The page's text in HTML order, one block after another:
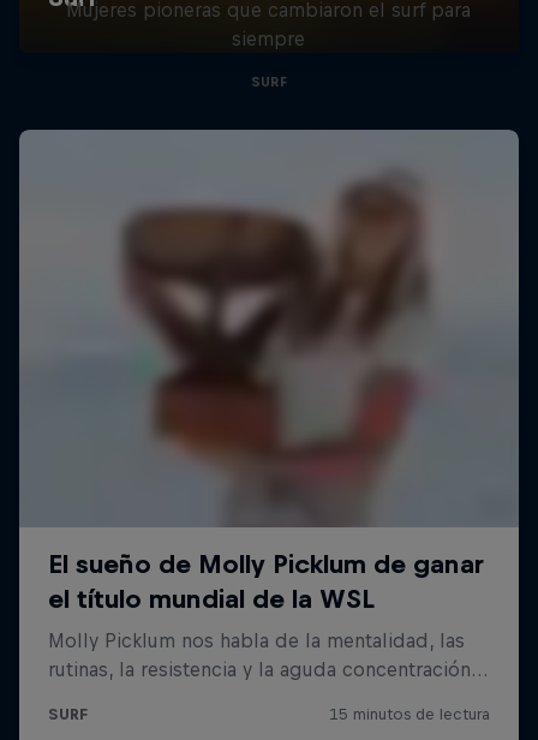
Mujeres pioneras que cambiaron el surf para
siempre
SURF